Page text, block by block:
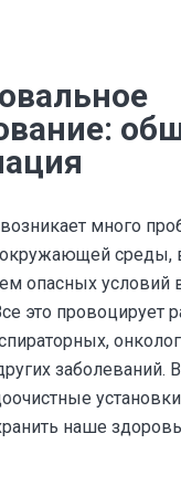
много
среды,
опасных условий
это провоцирует
заболеваний.
наше